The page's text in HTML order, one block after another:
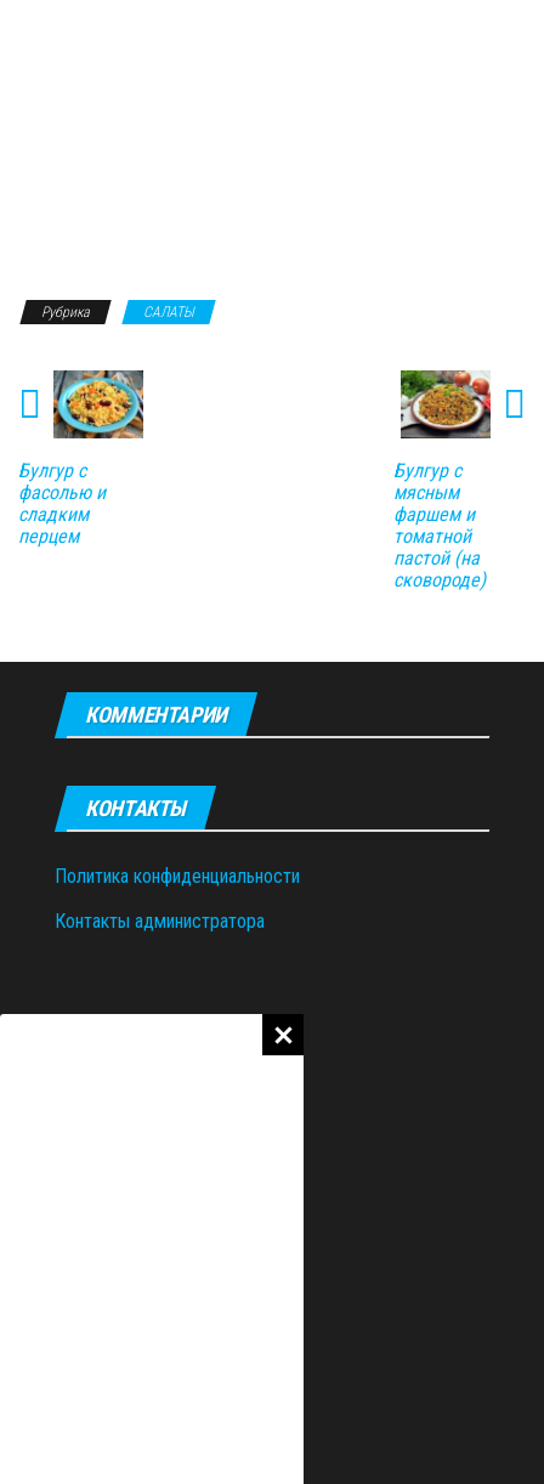
Рубрика САЛАТЫ
Булгур с
фасолью и
сладким
перцем
Булгур с
мясным
фаршем и
томатной
пастой (на
сковороде)
КОММЕНТАРИИ
КОНТАКТЫ
Политика конфиденциальности
Контакты администратора